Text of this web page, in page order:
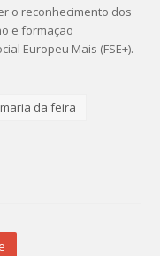
o reconhecimento dos
e formação
Europeu Mais (FSE+).
da feira